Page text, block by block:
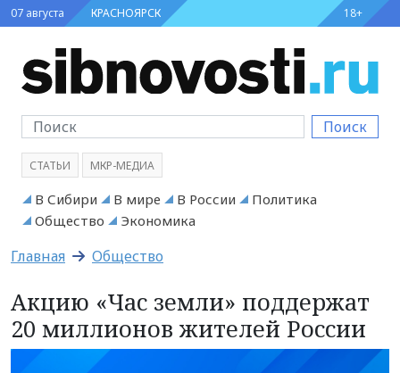
07 августа КРАСНОЯРСК 18+
Поиск
СТАТЬИ МКР-МЕДИА
В Сибири В мире В России
Политика
Общество
Экономика
Главная Общество
Акцию «Час земли» поддержат
20 миллионов жителей России